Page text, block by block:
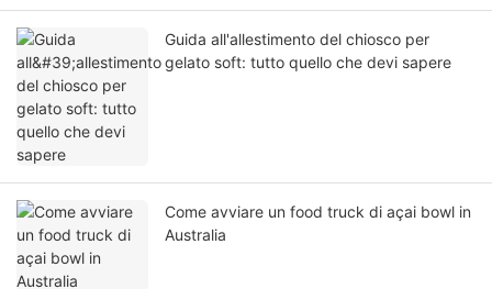
Guida all'allestimento del chiosco per
gelato soft: tutto quello che devi sapere
Come avviare un food truck di açai bowl in
Australia